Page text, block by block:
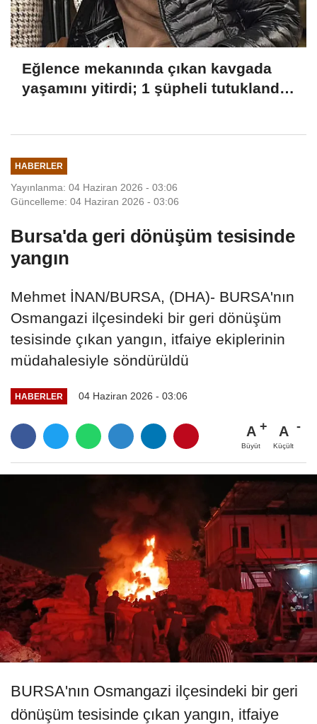
Eğlence mekanında çıkan kavgada
yaşamını yitirdi; 1 şüpheli tutuklandı
HABERLER
Yayınlanma: 04 Haziran 2026 - 03:06
Güncelleme: 04 Haziran 2026 - 03:06
Bursa'da geri dönüşüm tesisinde
yangın
Mehmet İNAN/BURSA, (DHA)- BURSA'nın
Osmangazi ilçesindeki bir geri dönüşüm
tesisinde çıkan yangın, itfaiye ekiplerinin
müdahalesiyle söndürüldü
HABERLER 04 Haziran 2026 - 03:06
A
Büyüt
A
Küçült
BURSA'nın Osmangazi ilçesindeki bir geri
dönüşüm tesisinde çıkan yangın, itfaiye